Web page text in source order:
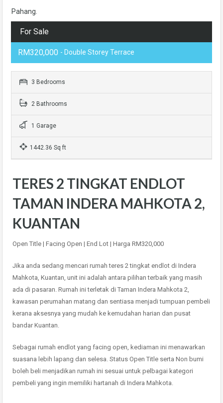
Pahang.
For Sale
RM320,000 - Double Storey Terrace
3 Bedrooms
2 Bathrooms
1 Garage
1442.36 Sq ft
TERES 2 TINGKAT ENDLOT
TAMAN INDERA MAHKOTA 2,
KUANTAN
Open Title | Facing Open | End Lot | Harga RM320,000
Jika anda sedang mencari rumah teres 2 tingkat endlot di Indera
Mahkota, Kuantan, unit ini adalah antara pilihan terbaik yang masih
ada di pasaran. Rumah ini terletak di Taman Indera Mahkota 2,
kawasan perumahan matang dan sentiasa menjadi tumpuan pembeli
kerana aksesnya yang mudah ke kemudahan harian dan pusat
bandar Kuantan.
Sebagai rumah endlot yang facing open, kediaman ini menawarkan
suasana lebih lapang dan selesa. Status Open Title serta Non bumi
boleh beli menjadikan rumah ini sesuai untuk pelbagai kategori
pembeli yang ingin memiliki hartanah di Indera Mahkota.